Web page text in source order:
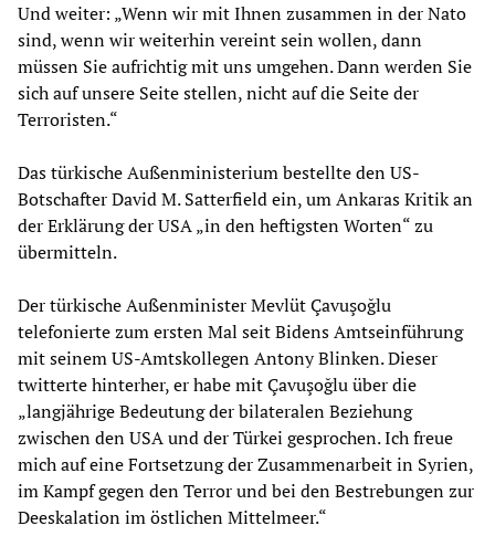
Und weiter: „Wenn wir mit Ihnen zusammen in der Nato
sind, wenn wir weiterhin vereint sein wollen, dann
müssen Sie aufrichtig mit uns umgehen. Dann werden Sie
sich auf unsere Seite stellen, nicht auf die Seite der
Terroristen.“
Das türkische Außenministerium bestellte den US-
Botschafter David M. Satterfield ein, um Ankaras Kritik an
der Erklärung der USA „in den heftigsten Worten“ zu
übermitteln.
Der türkische Außenminister Mevlüt Çavuşoğlu
telefonierte zum ersten Mal seit Bidens Amtseinführung
mit seinem US-Amtskollegen Antony Blinken. Dieser
twitterte hinterher, er habe mit Çavuşoğlu über die
„langjährige Bedeutung der bilateralen Beziehung
zwischen den USA und der Türkei gesprochen. Ich freue
mich auf eine Fortsetzung der Zusammenarbeit in Syrien,
im Kampf gegen den Terror und bei den Bestrebungen zur
Deeskalation im östlichen Mittelmeer.“